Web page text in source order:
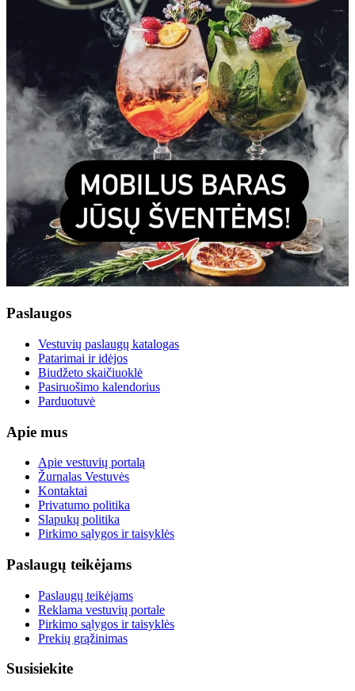
Paslaugos
Vestuvių paslaugų katalogas
Patarimai ir idėjos
Biudžeto skaičiuoklė
Pasiruošimo kalendorius
Parduotuvė
Apie mus
Apie vestuvių portalą
Žurnalas Vestuvės
Kontaktai
Privatumo politika
Slapukų politika
Pirkimo sąlygos ir taisyklės
Paslaugų teikėjams
Paslaugų teikėjams
Reklama vestuvių portale
Pirkimo sąlygos ir taisyklės
Prekių grąžinimas
Susisiekite